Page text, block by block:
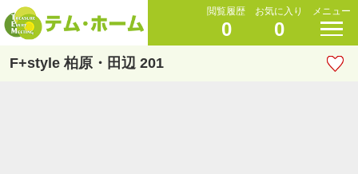
閲覧履歴
0
お気に入り
0
メニュー
F+style 柏原・田辺 201